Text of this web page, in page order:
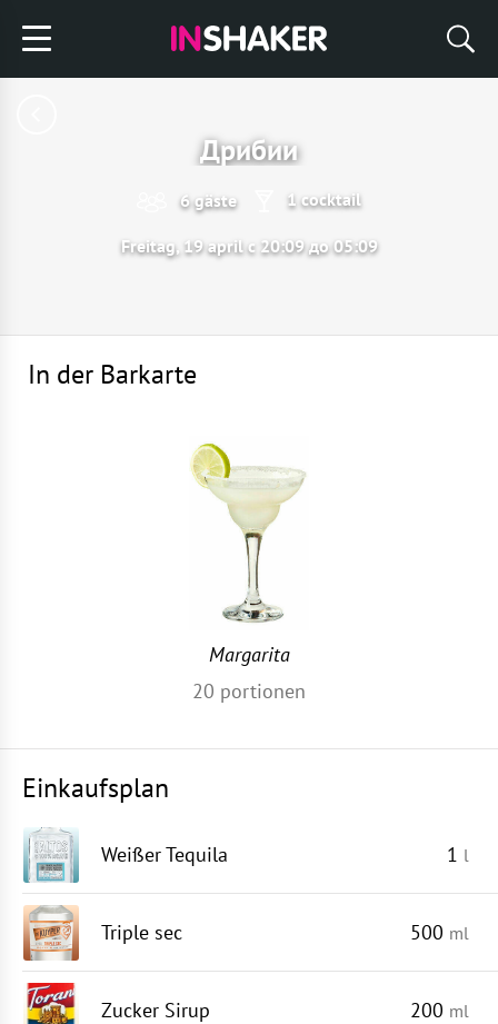
Дрибии
6 gäste 1 cocktail
Freitag, 19 april с 20:09 до 05:09
In der Barkarte
Margarita
20 portionen
Einkaufsplan
Weißer Tequila 1 l
Triple sec 500 ml
Zucker Sirup 200 ml